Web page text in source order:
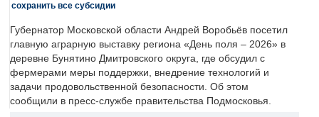
сохранить все субсидии
Губернатор Московской области Андрей Воробьёв посетил
главную аграрную выставку региона «День поля – 2026» в
деревне Бунятино Дмитровского округа, где обсудил с
фермерами меры поддержки, внедрение технологий и
задачи продовольственной безопасности. Об этом
сообщили в пресс-службе правительства Подмосковья.